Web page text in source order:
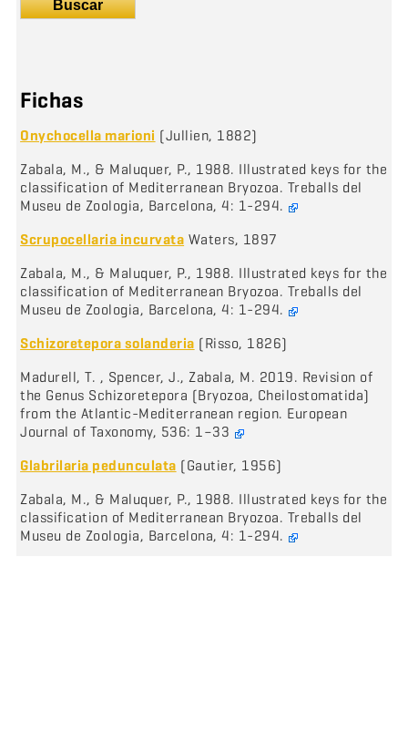
Buscar
Fichas
Onychocella marioni (Jullien, 1882)
Zabala, M., & Maluquer, P., 1988. Illustrated keys for the
classification of Mediterranean Bryozoa. Treballs del
Museu de Zoologia, Barcelona, 4: 1-294.
Scrupocellaria incurvata Waters, 1897
Zabala, M., & Maluquer, P., 1988. Illustrated keys for the
classification of Mediterranean Bryozoa. Treballs del
Museu de Zoologia, Barcelona, 4: 1-294.
Schizoretepora solanderia (Risso, 1826)
Madurell, T. , Spencer, J., Zabala, M. 2019. Revision of
the Genus Schizoretepora (Bryozoa, Cheilostomatida)
from the Atlantic-Mediterranean region. European
Journal of Taxonomy, 536: 1–33
Glabrilaria pedunculata (Gautier, 1956)
Zabala, M., & Maluquer, P., 1988. Illustrated keys for the
classification of Mediterranean Bryozoa. Treballs del
Museu de Zoologia, Barcelona, 4: 1-294.